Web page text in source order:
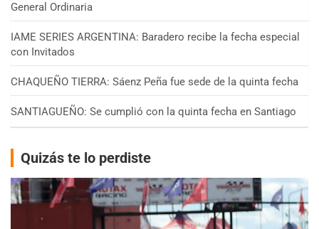
General Ordinaria
IAME SERIES ARGENTINA: Baradero recibe la fecha especial
con Invitados
CHAQUEÑO TIERRA: Sáenz Peña fue sede de la quinta fecha
SANTIAGUEÑO: Se cumplió con la quinta fecha en Santiago
Quizás te lo perdiste